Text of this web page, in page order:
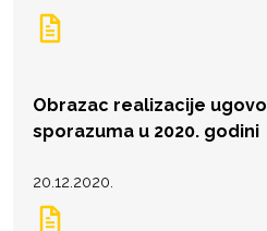
Obrazac realizacije
sporazuma u 2020. godini
20.12.2020.